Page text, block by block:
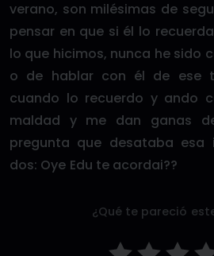
verano, son milésimas de
pensar en que si él lo
lo que hicimos, nunca he sido
o de hablar con él de ese
cuando lo recuerdo y ando
maldad y me dan ganas
pregunta que desataba esa
dos: Oye Edu te acordai??
¿Qué te pareció